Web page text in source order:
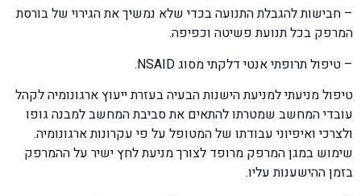
– חבישות להגבלת התנועה בכדי שלא נמשיך את הגירוי של בורסת
המרפק בכל תנועת פשיטה וכפיפה.
– טיפול תרופתי אנטי דלקתי מסוג NSAID.
טיפול מניעתי למניעת הישנות הבעיה בעזרת ייעוץ ארגונומיה לקהל
עובדי המחשב שמטרתו להתאים את סביבת המחשב למבנה גופו
ולצרכי ואיפיוני עבודתו של המטופל על פי עקרונות ארגונומיה.
שימוש במגן המרפק מרופד לצורך מניעת לחץ ישיר על ההמרפק
בזמן ההישענות עליו.